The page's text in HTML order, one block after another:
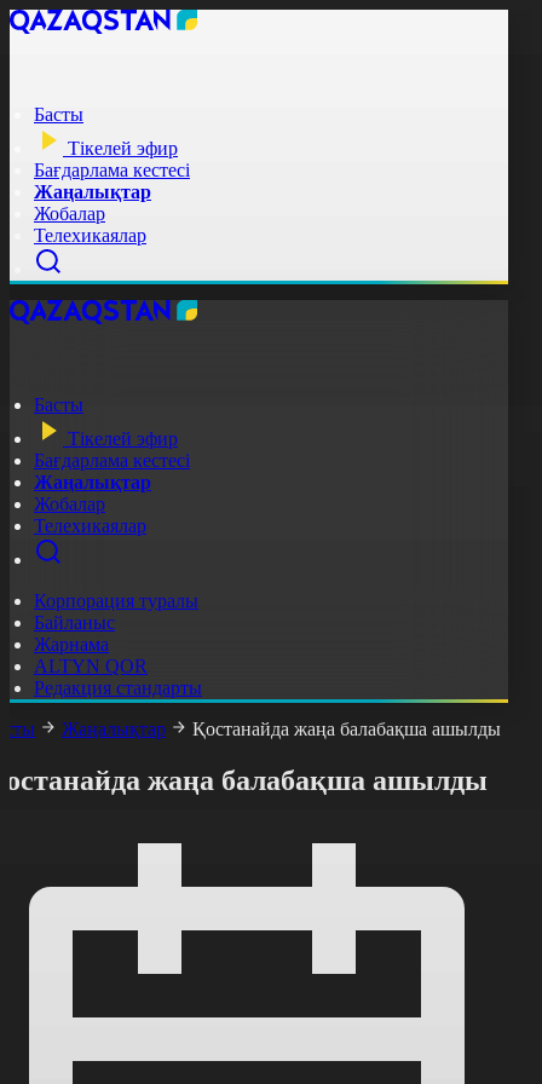
Басты
Тікелей эфир
Бағдарлама кестесі
Жаңалықтар
Жобалар
Телехикаялар
Басты
Тікелей эфир
Бағдарлама кестесі
Жаңалықтар
Жобалар
Телехикаялар
Корпорация туралы
Байланыс
Жарнама
ALTYN QOR
Редакция стандарты
Жаңалықтар Қостанайда жаңа балабақша ашылды
жаңа балабақша ашылды